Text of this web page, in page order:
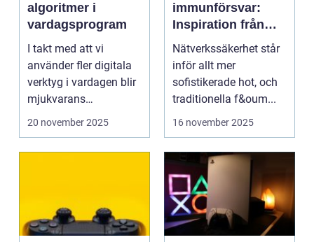
algoritmer i
vardagsprogram
I takt med att vi
använder fler digitala
verktyg i vardagen blir
mjukvarans
anpassningsför...
20 november 2025
immunförsvar:
Inspiration från
biologiska system
för att stärka
nätverkssäkerhet
Nätverkssäkerhet står
inför allt mer
sofistikerade hot, och
traditionella f&oum...
16 november 2025